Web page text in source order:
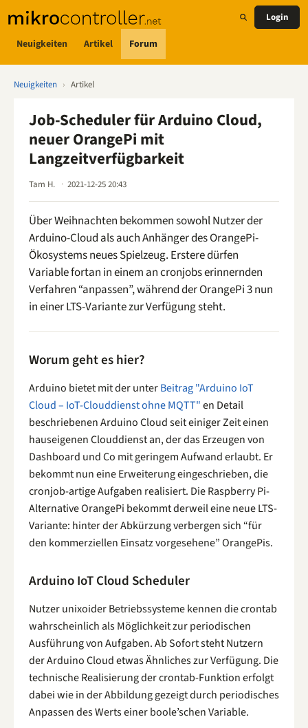
Neuigkeiten Artikel Forum
Login
Neuigkeiten › Artikel
Job-Scheduler für Arduino Cloud,
neuer OrangePi mit
Langzeitverfügbarkeit
Tam H. 2021-12-25 20:43
Über Weihnachten bekommen sowohl Nutzer der
Arduino-Cloud als auch Anhänger des OrangePi-
Ökosystems neues Spielzeug. Erstere dürfen
Variable fortan in einem an cronjobs erinnernden
Verfahren “anpassen”, während der OrangePi 3 nun
in einer LTS-Variante zur Verfügung steht.
Worum geht es hier?
Arduino bietet mit der unterBeitrag "Arduino IoT
Cloud – IoT-Clouddienst ohne MQTT"en Detail
beschriebenen Arduino Cloud seit einiger Zeit einen
hauseigenen Clouddienst an, der das Erzeugen von
Dashboard und Co mit geringem Aufwand erlaubt. Er
bekommt nun eine Erweiterung eingeschrieben, die
cronjob-artige Aufgaben realisiert. Die Raspberry Pi-
Alternative OrangePi bekommt derweil eine neue LTS-
Variante: hinter der Abkürzung verbergen sich “für
den kommerziellen Einsatz vorgesehene” OrangePis.
Arduino IoT Cloud Scheduler
Nutzer unixoider Betriebssysteme kennen die crontab
wahrscheinlich als Möglichkeit zur periodischen
Ausführung von Aufgaben. Ab Sofort steht Nutzern
der Arduino Cloud etwas Ähnliches zur Verfügung. Die
technische Realisierung der crontab-Funktion erfolgt
dabei wie in der Abbildung gezeigt durch periodisches
Anpassen des Werts einer boole’schen Variable.